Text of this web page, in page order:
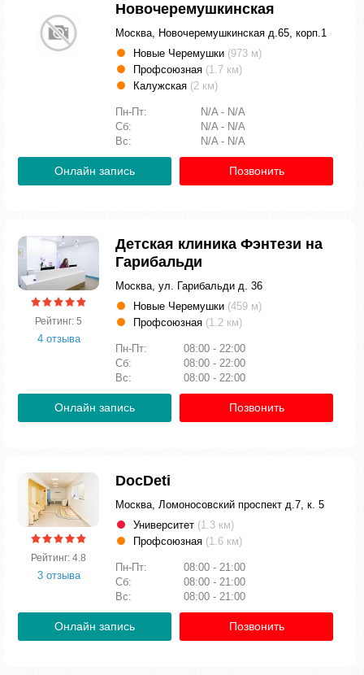
Новочеремушкинская
Москва, Новочеремушкинская д.65, корп.1
Новые Черемушки (973 м)
Профсоюзная (1.7 км)
Калужская (2 км)
Пн-Пт:
N/A - N/A
Сб:
N/A - N/A
Вс:
N/A - N/A
Онлайн запись Позвонить
Рейтинг: 5
4 отзыва
Детская клиника Фэнтези на
Гарибальди
Москва, ул. Гарибальди д. 36
Новые Черемушки (459 м)
Профсоюзная (1.2 км)
Пн-Пт:
08:00 - 22:00
Сб:
08:00 - 22:00
Вс:
08:00 - 22:00
Онлайн запись Позвонить
Рейтинг: 4.8
3 отзыва
DocDeti
Москва, Ломоносовский проспект д.7, к. 5
Университет (1.3 км)
Профсоюзная (1.6 км)
Пн-Пт:
08:00 - 21:00
Сб:
08:00 - 21:00
Вс:
08:00 - 21:00
Онлайн запись Позвонить